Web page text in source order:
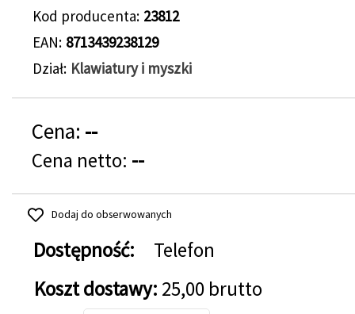
Kod producenta 23812
EAN 8713439238129
Dział Klawiatury i myszki
Cena: --
Cena netto: --
Dodaj do obserwowanych
Dostępność:
Telefon
Koszt dostawy: 25,00 brutto